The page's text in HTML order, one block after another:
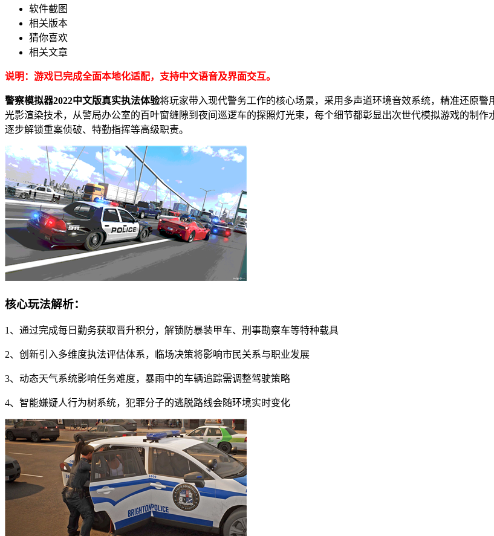
软件截图
相关版本
猜你喜欢
相关文章
说明：游戏已完成全面本地化适配，支持中文语音及界面交互。
警察模拟器2022中文版真实执法体验将玩家带入现代警务工作的核心场景，采用多声道环境音效系统，精准还原
光影渲染技术，从警局办公室的百叶窗缝隙到夜间巡逻车的探照灯光束，每个细节都彰显出次世代模拟游戏的制
逐步解锁重案侦破、特勤指挥等高级职责。
核心玩法解析：
1、通过完成每日勤务获取晋升积分，解锁防暴装甲车、刑事勘察车等特种载具
2、创新引入多维度执法评估体系，临场决策将影响市民关系与职业发展
3、动态天气系统影响任务难度，暴雨中的车辆追踪需调整驾驶策略
4、智能嫌疑人行为树系统，犯罪分子的逃脱路线会随环境实时变化